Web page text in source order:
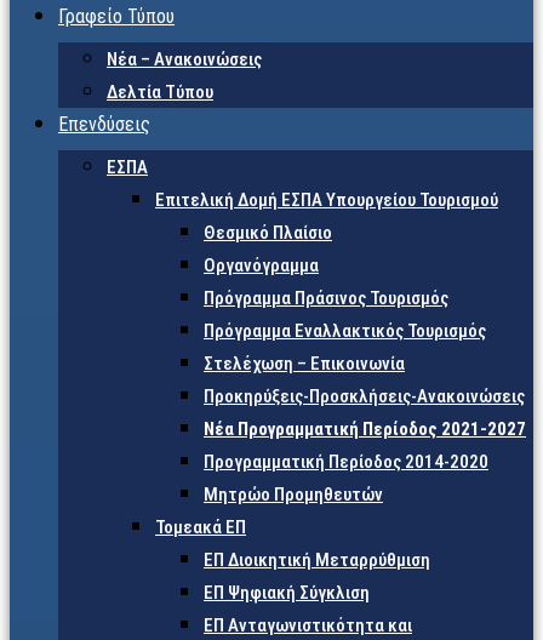
Γραφείο Τύπου
Νέα – Ανακοινώσεις
Δελτία Τύπου
Επενδύσεις
ΕΣΠΑ
Επιτελική Δομή ΕΣΠΑ Υπουργείου Τουρισμού
Θεσμικό Πλαίσιο
Οργανόγραμμα
Πρόγραμμα Πράσινος Τουρισμός
Πρόγραμμα Εναλλακτικός Τουρισμός
Στελέχωση – Επικοινωνία
Προκηρύξεις-Προσκλήσεις-Ανακοινώσεις
Νέα Προγραμματική Περίοδος 2021-2027
Προγραμματική Περίοδος 2014-2020
Μητρώο Προμηθευτών
Τομεακά ΕΠ
ΕΠ Διοικητική Μεταρρύθμιση
ΕΠ Ψηφιακή Σύγκλιση
ΕΠ Ανταγωνιστικότητα και